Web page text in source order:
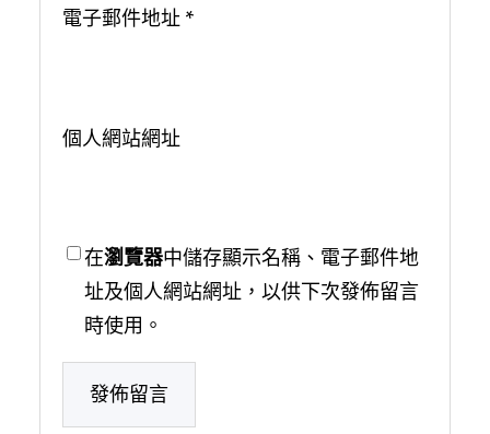
電子郵件地址 *
個人網站網址
在瀏覽器中儲存顯示名稱、電子郵件地
址及個人網站網址，以供下次發佈留言
時使用。